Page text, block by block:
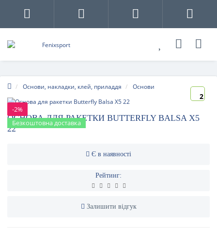
Основи, накладки, клей, приладдя Основи
-2%
Безкоштовна доставка
2
ОСНОВА ДЛЯ РАКЕТКИ BUTTERFLY BALSA X5
22
Є в наявності
Рейтинг:
Залишити відгук